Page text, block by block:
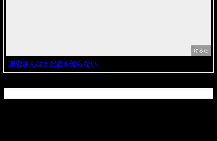
ゆるた
凛恋さんはまだ恋を知らない